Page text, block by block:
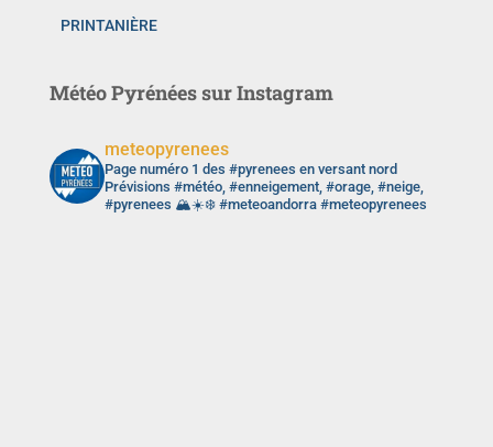
PRINTANIÈRE
Météo Pyrénées sur Instagram
meteopyrenees
Page numéro 1 des #pyrenees en versant nord
Prévisions #météo, #enneigement, #orage, #neige,
#pyrenees 🏔️☀️❄️ #meteoandorra #meteopyrenees